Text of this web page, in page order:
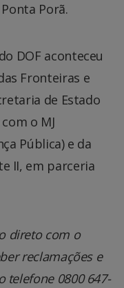
Porã.
DOF aconteceu
Fronteiras e
de Estado
o MJ
Pública) e da
II, em parceria
direto com o
reclamações e
telefone 0800 647-